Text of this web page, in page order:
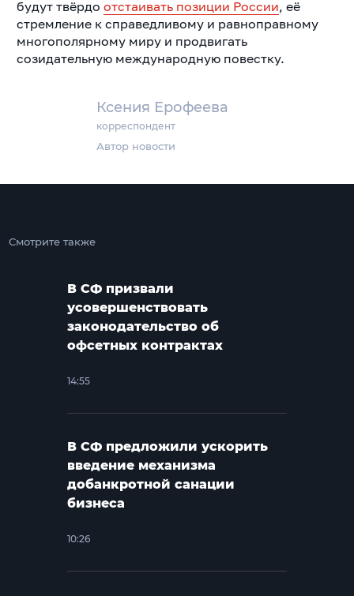
Ксения Ерофеева
корреспондент
Автор новости
будут твёрдо отстаивать позиции России, её
стремление к справедливому и равноправному
многополярному миру и продвигать
созидательную международную повестку.
Смотрите также
В СФ призвали
усовершенствовать
законодательство об
офсетных контрактах
14:55
В СФ предложили ускорить
введение механизма
добанкротной санации
бизнеса
10:26